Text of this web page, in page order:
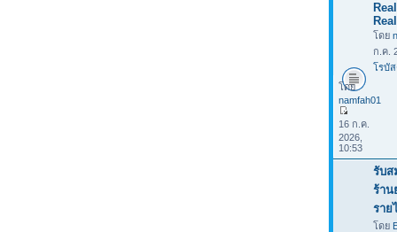
โดย
ก.ค.
โรบั
โดย
namfah01
16 ก.ค.
2026,
10:53
รับส
ร้าน
ราย
โดย